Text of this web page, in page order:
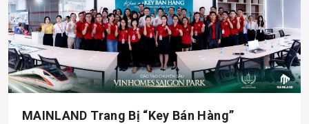
MAINLAND Trang Bị “key Bán Hàng”